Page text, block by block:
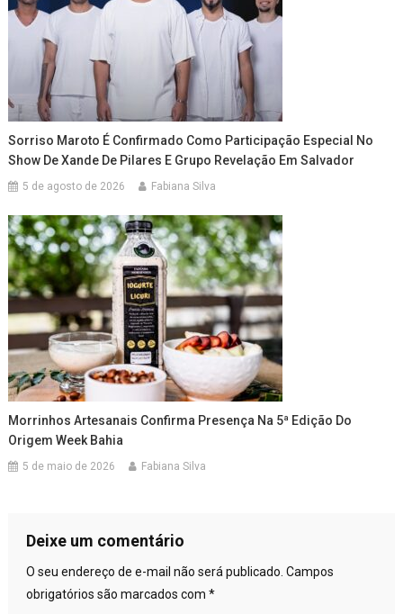
Sorriso Maroto É Confirmado Como Participação Especial No
Show De Xande De Pilares E Grupo Revelação Em Salvador
5 de agosto de 2026 Fabiana Silva
Morrinhos Artesanais Confirma Presença Na 5ª Edição Do
Origem Week Bahia
5 de maio de 2026 Fabiana Silva
Deixe um comentário
O seu endereço de e-mail não será publicado. Campos
obrigatórios são marcados com *